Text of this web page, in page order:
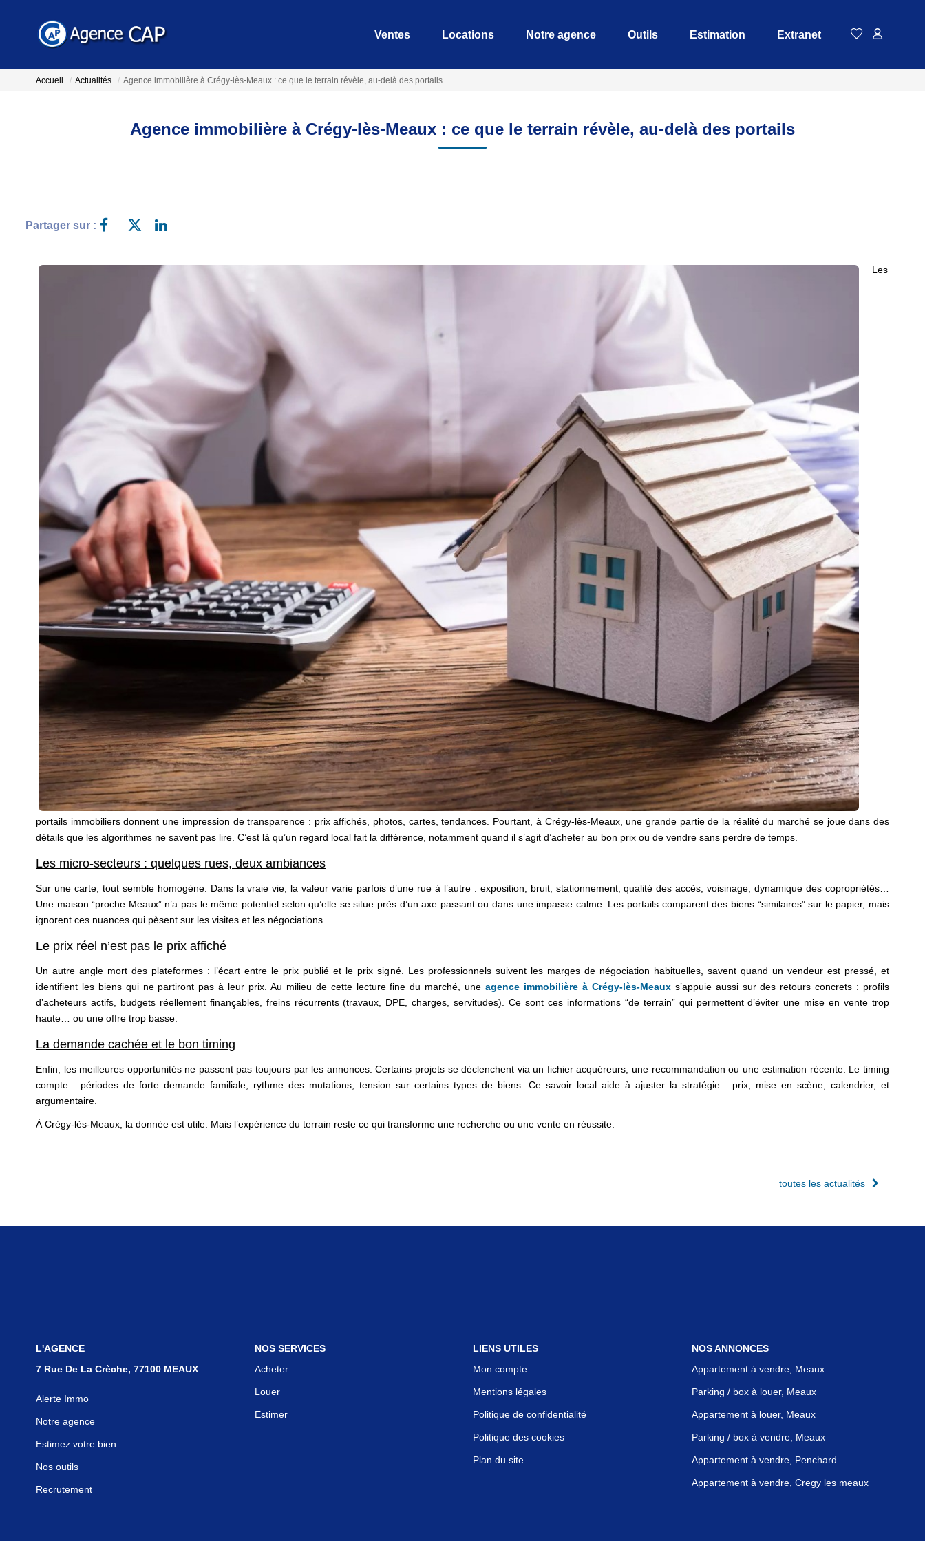
Ventes Locations Notre agence Outils Estimation Extranet
Accueil Actualités Agence immobilière à Crégy-lès-Meaux : ce que le terrain révèle, au-delà des portails
Agence immobilière à Crégy-lès-Meaux : ce que le terrain révèle, au-delà des portails
Partager sur :
Les
portails immobiliers donnent une impression de transparence : prix affichés, photos, cartes, tendances. Pourtant, à Crégy-lès-Meaux, une grande partie de la réalité du marché se joue dans des
détails que les algorithmes ne savent pas lire. C’est là qu’un regard local fait la différence, notamment quand il s’agit d’acheter au bon prix ou de vendre sans perdre de temps.
Les micro-secteurs : quelques rues, deux ambiances
Sur une carte, tout semble homogène. Dans la vraie vie, la valeur varie parfois d’une rue à l’autre : exposition, bruit, stationnement, qualité des accès, voisinage, dynamique des copropriétés…
Une maison “proche Meaux” n’a pas le même potentiel selon qu’elle se situe près d’un axe passant ou dans une impasse calme. Les portails comparent des biens “similaires” sur le papier, mais
ignorent ces nuances qui pèsent sur les visites et les négociations.
Le prix réel n’est pas le prix affiché
Un autre angle mort des plateformes : l’écart entre le prix publié et le prix signé. Les professionnels suivent les marges de négociation habituelles, savent quand un vendeur est pressé, et
identifient les biens qui ne partiront pas à leur prix. Au milieu de cette lecture fine du marché, uneagence immobilière à Crégy-lès-Meauxs’appuie aussi sur des retours concrets : profils
d’acheteurs actifs, budgets réellement finançables, freins récurrents (travaux, DPE, charges, servitudes). Ce sont ces informations “de terrain” qui permettent d’éviter une mise en vente trop
haute… ou une offre trop basse.
La demande cachée et le bon timing
Enfin, les meilleures opportunités ne passent pas toujours par les annonces. Certains projets se déclenchent via un fichier acquéreurs, une recommandation ou une estimation récente. Le timing
compte : périodes de forte demande familiale, rythme des mutations, tension sur certains types de biens. Ce savoir local aide à ajuster la stratégie : prix, mise en scène, calendrier, et
argumentaire.
À Crégy-lès-Meaux, la donnée est utile. Mais l’expérience du terrain reste ce qui transforme une recherche ou une vente en réussite.
toutes les actualités
L'AGENCE
7 Rue De La Crèche, 77100 MEAUX
Alerte Immo
Notre agence
Estimez votre bien
Nos outils
Recrutement
NOS SERVICES
Acheter
Louer
Estimer
LIENS UTILES
Mon compte
Mentions légales
Politique de confidentialité
Politique des cookies
Plan du site
NOS ANNONCES
Appartement à vendre, Meaux
Parking / box à louer, Meaux
Appartement à louer, Meaux
Parking / box à vendre, Meaux
Appartement à vendre, Penchard
Appartement à vendre, Cregy les meaux